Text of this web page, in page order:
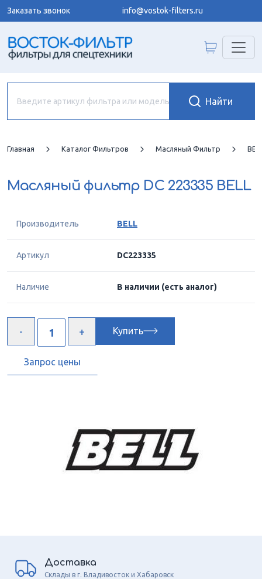
Заказать звонок info@vostok-filters.ru
Главная Каталог Фильтров Масляный Фильтр
Масляный фильтр DC 223335 BELL
Производитель BELL
Артикул DC223335
Наличие В наличии (есть аналог)
Купить
Запрос цены
Доставка
Склады в г. Владивосток и Хабаровск